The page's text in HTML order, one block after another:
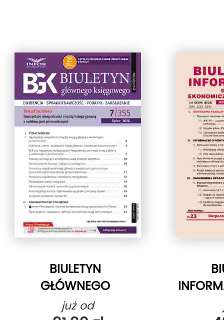
BIULETYN
GŁÓWNEGO
KSIĘGOWEGO
już od